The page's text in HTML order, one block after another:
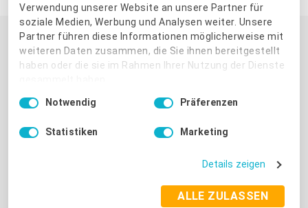
Verwendung unserer Website an unsere Partner für
soziale Medien, Werbung und Analysen weiter. Unsere
Partner führen diese Informationen möglicherweise mit
weiteren Daten zusammen, die Sie ihnen bereitgestellt
haben oder die sie im Rahmen Ihrer Nutzung der Dienste
Impressum|Datenschutzbestimmungen
Notwendig Präferenzen
Statistiken Marketing
Details zeigen
ALLE ZULASSEN
DAS KÖNNTE SIE AUCH INTERESSIEREN